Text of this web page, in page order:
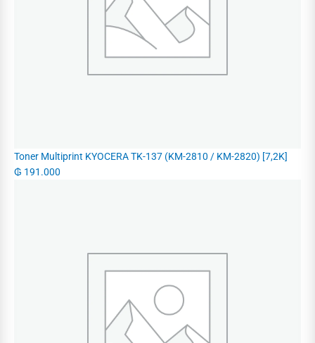
Toner Multiprint KYOCERA TK-137 (KM-2810 / KM-2820) [7,2K]
₲ 191.000